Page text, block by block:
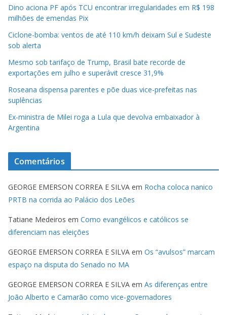
Dino aciona PF após TCU encontrar irregularidades em R$ 198
milhões de emendas Pix
Ciclone-bomba: ventos de até 110 km/h deixam Sul e Sudeste
sob alerta
Mesmo sob tarifaço de Trump, Brasil bate recorde de
exportações em julho e superávit cresce 31,9%
Roseana dispensa parentes e põe duas vice-prefeitas nas
suplências
Ex-ministra de Milei roga a Lula que devolva embaixador à
Argentina
Comentários
GEORGE EMERSON CORREA E SILVA em Rocha coloca nanico
PRTB na corrida ao Palácio dos Leões
Tatiane Medeiros em Como evangélicos e católicos se
diferenciam nas eleições
GEORGE EMERSON CORREA E SILVA em Os “avulsos” marcam
espaço na disputa do Senado no MA
GEORGE EMERSON CORREA E SILVA em As diferenças entre
João Alberto e Camarão como vice-governadores